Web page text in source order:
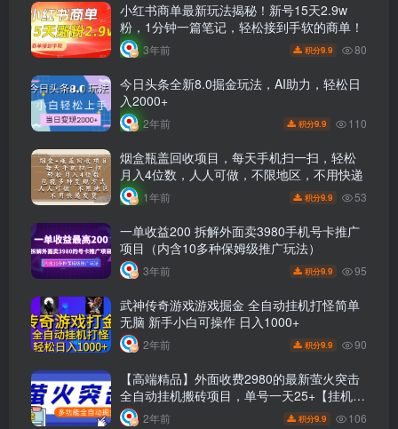
小红书商单最新玩法揭秘！新号15天2.9w
粉，1分钟一篇笔记，轻松接到手软的商单！
3年前 积分9.9 80
今日头条全新8.0掘金玩法，AI助力，轻松日
入2000+
2年前 积分9.9 110
烟盒瓶盖回收项目，每天手机扫一扫，轻松
月入4位数，人人可做，不限地区，不用快递
1年前 积分9.9 53
一单收益200 拆解外面卖3980手机号卡推广
项目（内含10多种保姆级推广玩法）
3年前 积分9.9 95
武神传奇游戏游戏掘金 全自动挂机打怪简单
无脑 新手小白可操作 日入1000+
2年前 积分9.9 90
【高端精品】外面收费2980的最新萤火突击
全自动挂机搬砖项目，单号一天25+【挂机脚
本+使用教程】
2年前 积分9.9 106